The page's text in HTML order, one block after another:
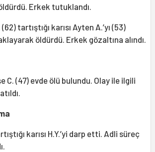
Erkek tutuklandı.
tartıştığı karısı Ayten A.’yı (53)
öldürdü. Erkek gözaltına alındı.
C. (47) evde ölü bulundu. Olay ile ilgili
karısı H.Y.’yi darp etti. Adli süreç